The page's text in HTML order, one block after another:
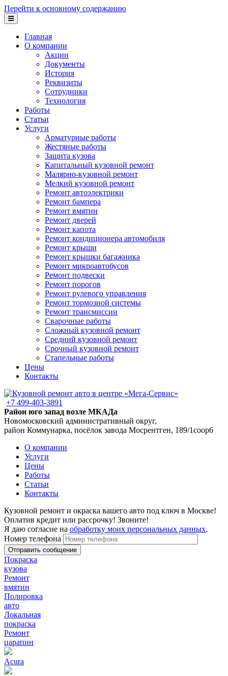
Перейти к основному содержанию
Главная
О компании
Акции
Документы
История
Реквизиты
Сотрудники
Технология
Работы
Статьи
Услуги
Арматурные работы
Жестяные работы
Защита кузова
Капитальный кузовной ремонт
Малярно-кузовной ремонт
Мелкий кузовной ремонт
Ремонт автоэлектрики
Ремонт бампера
Ремонт вмятин
Ремонт дверей
Ремонт капота
Ремонт кондиционера автомобиля
Ремонт крыши
Ремонт крышки багажника
Ремонт микроавтобусов
Ремонт подвески
Ремонт порогов
Ремонт рулевого управления
Ремонт тормозной системы
Ремонт трансмиссии
Сварочные работы
Сложный кузовной ремонт
Средний кузовной ремонт
Срочный кузовной ремонт
Стапельные работы
Цены
Контакты
+7 499-403-3891
Район юго запад возле МКАДа
Новомосковский административный округ,
район Коммунарка, посёлок завода Мосрентген, 189/1соор6
О компании
Услуги
Цены
Работы
Статьи
Контакты
Кузовной ремонт и окраска вашего авто под ключ в Москве!
Оплатив кредит или рассрочку! Звоните!
Я даю согласие на обработку моих персональных данных.
Номер телефона
Покраска
кузова
Ремонт
вмятин
Полировка
авто
Локальная
покраска
Ремонт
царапин
Acura